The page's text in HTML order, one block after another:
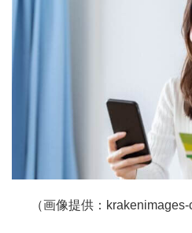
（画像提供：